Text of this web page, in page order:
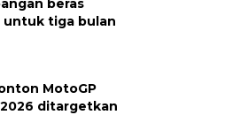
beras
untuk tiga bulan
MotoGP
ditargetkan